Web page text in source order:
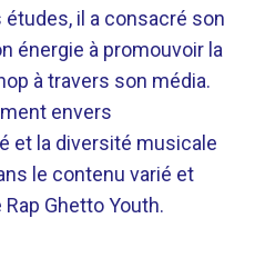
il a consacré son
énergie à promouvoir la
à travers son média.
envers
et la diversité musicale
le contenu varié et
Ghetto Youth.